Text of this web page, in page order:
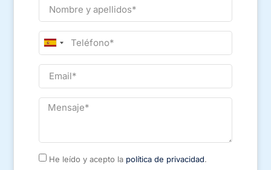
Spain
+34
He leído y acepto la política de privacidad.